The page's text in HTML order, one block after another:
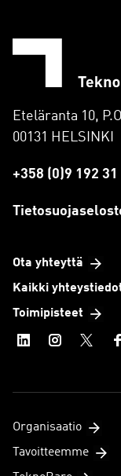
Eteläranta 10,
00131 HELSINKI
+358 (0)9 192 31
Ota yhteyttä
Kaikki
Toimipisteet
Organisaatio
Tavoitteemme